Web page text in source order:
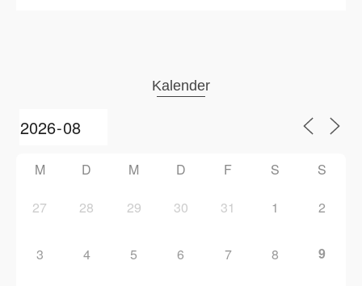
Kalender
M D M D F S S
27 28 29 30 31 1 2
3 4 5 6 7 8 9